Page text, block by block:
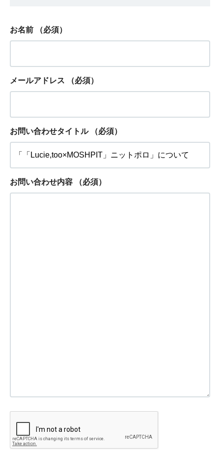
お名前 （必須）
メールアドレス （必須）
お問い合わせタイトル （必須）
お問い合わせ内容 （必須）